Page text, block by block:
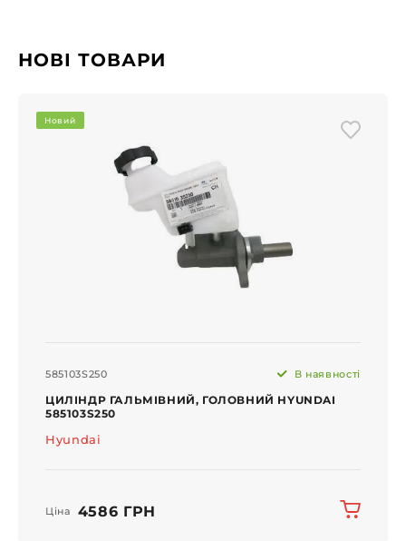
НОВІ ТОВАРИ
Новий
585103S250 В наявності
ЦИЛІНДР ГАЛЬМІВНИЙ, ГОЛОВНИЙ HYUNDAI
585103S250
Hyundai
Ціна 4586 ГРН